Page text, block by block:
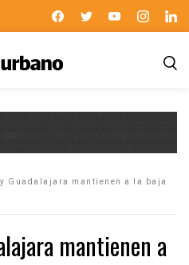
y Guadalajara mantienen a la baja
mantienen a